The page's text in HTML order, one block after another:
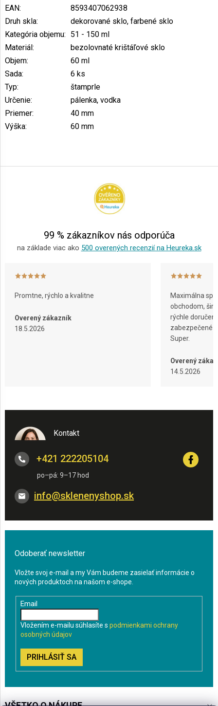
EAN:
8593407062938
Druh skla:
dekorované sklo, farbené sklo
Kategória objemu:
51 - 150 ml
Materiál:
bezolovnaté krištáľové sklo
Objem:
60 ml
Sada:
6 ks
Typ:
štamprle
Určenie:
pálenka, vodka
Priemer:
40 mm
Výška: 60 mm
á
99 % zákazníkov nás odporúča
na základe viac ako 500 overených recenzií na Heureka.sk
Promtne, rýchlo a kvalitne
Overený zákazník
18.5.2026
Maximálna
obchodom,
rýchle
zabezpečené
Super.
Overený
14.5.2026
Kontakt
info@sklenenyshop.sk
+421 222205104
Odoberať newsletter
Vložte svoj e-mail a my Vám budeme zasielať informácie o
nových produktoch na našom e-shope.
Email
Vložením e-mailu súhlasíte s podmienkami ochrany
osobných údajov
PRIHLÁSIŤ SA